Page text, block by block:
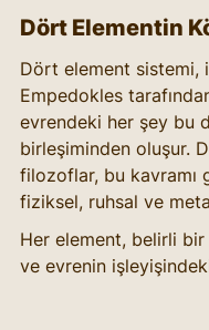
Dört Elementin
Dört element sistemi,
Empedokles
evrendeki her şey bu
birleşiminden oluşur.
filozoflar, bu kavramı
fiziksel, ruhsal ve
Her element, belirli
ve evrenin